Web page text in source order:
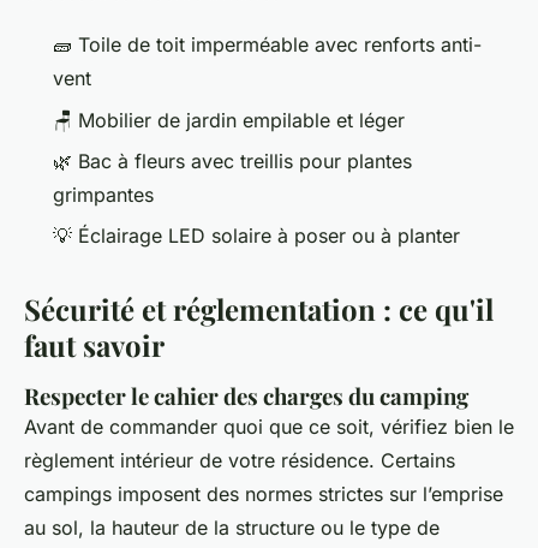
🧱 Toile de toit imperméable avec renforts anti-
vent
🪑 Mobilier de jardin empilable et léger
🌿 Bac à fleurs avec treillis pour plantes
grimpantes
💡 Éclairage LED solaire à poser ou à planter
Sécurité et réglementation : ce qu'il
faut savoir
Respecter le cahier des charges du camping
Avant de commander quoi que ce soit, vérifiez bien le
règlement intérieur de votre résidence. Certains
campings imposent des normes strictes sur l’emprise
au sol, la hauteur de la structure ou le type de